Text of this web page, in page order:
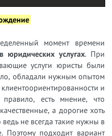
момент времени
юридических услугах. При
услуги юристы были
обладали нужным опытом
и
есть мнение, что
а дорогие хоть
не всегда такие нужны в
подходит вариант